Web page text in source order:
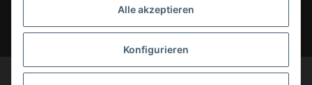
Alle akzeptieren
Konfigurieren
* Alle Preise inkl. gesetzlicher Mwst., zzgl.Versand
DE, gilt nicht für Großgeräte per Spedition). Artikel mit 0% MwSt. (gem. §
© CS-Multimedia GmbH
Änderungen und Irrtümer vorbehalten.